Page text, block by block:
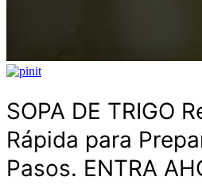
SOPA DE TRIGO
Rápida para
Pasos. ENTRA